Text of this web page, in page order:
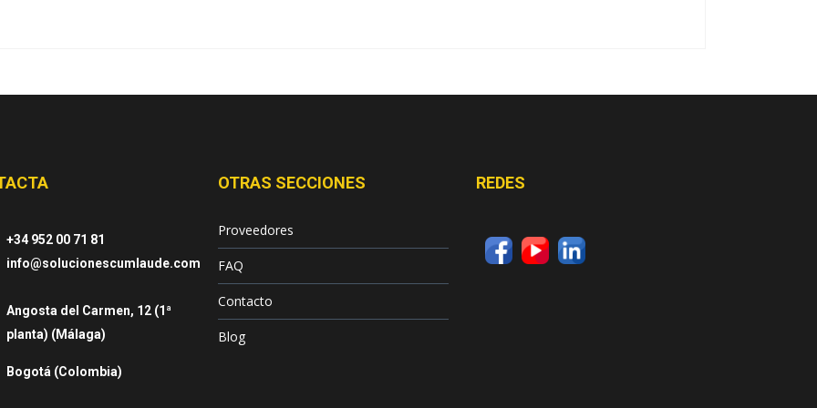
+34 952 00 71 81
info@solucionescumlaude.com
Angosta del Carmen, 12 (1ª
planta) (Málaga)
Bogotá (Colombia)
OTRAS SECCIONES
Proveedores
FAQ
Contacto
Blog
REDES